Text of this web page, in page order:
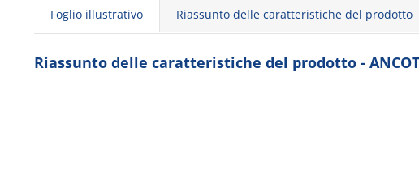
Foglio illustrativo Riassunto delle caratteristiche del prodotto
Riassunto delle caratteristiche del prodotto -